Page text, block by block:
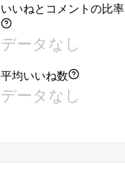
いいねとコメントの比率
データなし
平均いいね数
データなし